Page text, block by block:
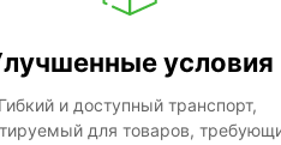
условия
Гибкий и доступный транспорт,
для товаров,